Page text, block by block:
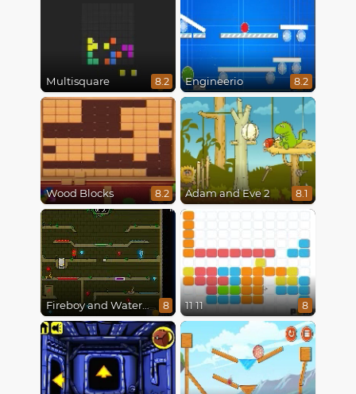
Multisquare 8.2 Engineerio 8.2
Wood Blocks 8.2 Adam and Eve 2 8.1
Fireboy and Watergirl 5 : Elements 8 11 11 8